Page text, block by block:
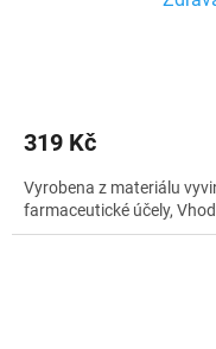
319 Kč
Vyrobena z materiálu
farmaceutické účely,